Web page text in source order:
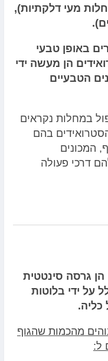
מעי דלקתיות),
באופן טבעי
הן מעשה ידי
הטבעיים
במחלות נקראים
בהם
המכונים
דרכי פעולה
גרסה סינטטית
על ידי בלוטות
כליה.
מהכמות שהגוף
ל: